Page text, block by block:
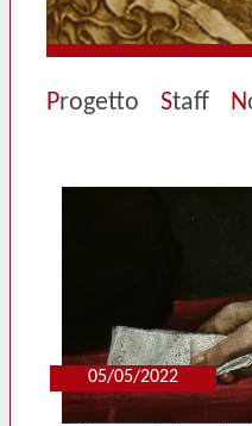
Progetto Staff N
05/05/2022